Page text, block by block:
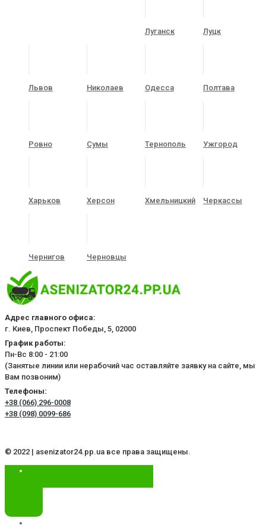
Луганск Луцк
Львов Николаев Одесса Полтава
Ровно Сумы Тернополь Ужгород
Харьков Херсон Хмельницкий Черкассы
Чернигов Черновцы
Адрес главного офиса:
г. Киев, Проспект Победы, 5, 02000
График работы:
Пн-Вс 8:00 - 21:00
(Занятые линии или нерабочий час оставляйте заявку на сайте, мы
Вам позвоним)
Телефоны:
+38 (066) 296-0008
+38 (098) 0099-686
© 2022 | asenizator24.pp.ua все права защищены.